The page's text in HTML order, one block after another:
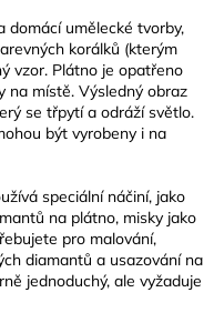
domácí umělecké tvorby,
korálků (kterým
vzor. Plátno je opatřeno
na místě. Výsledný obraz
se třpytí a odráží světlo.
být vyrobeny i na
speciální náčiní, jako
na plátno, misky jako
pro malování,
diamantů a usazování na
jednoduchý, ale vyžaduje